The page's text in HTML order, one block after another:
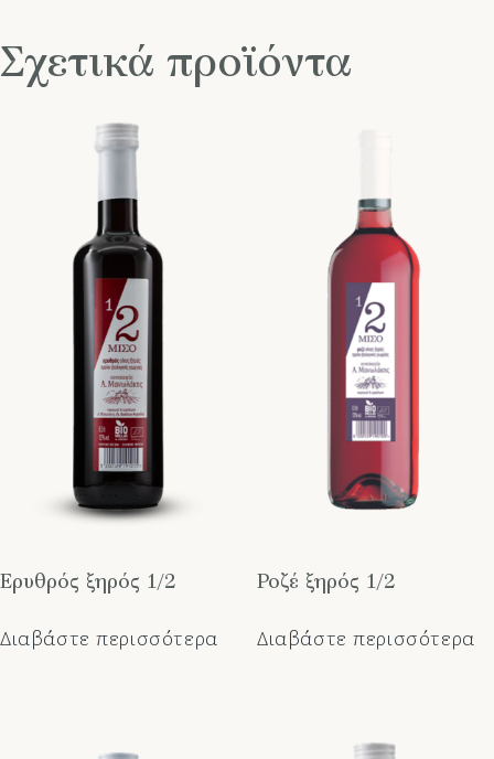
Σχετικά προϊόντα
Ερυθρός ξηρός 1/2
Διαβάστε περισσότερα
Ροζέ ξηρός 1/2
Διαβάστε περισσότερα